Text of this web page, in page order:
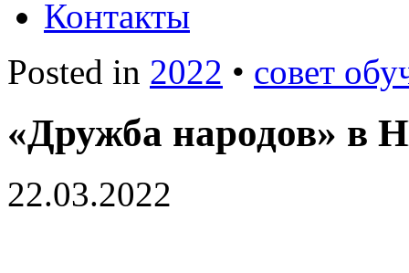
Контакты
Posted in 2022 • совет
«Дружба народов» в
22.03.2022